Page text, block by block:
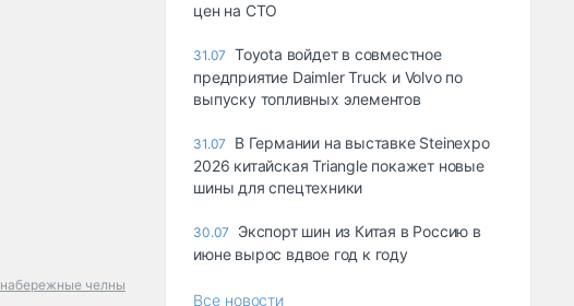
набережные челны
цен на СТО
31.07
Toyota войдет в совместное
предприятие Daimler Truck и Volvo по
выпуску топливных элементов
31.07
В Германии на выставке Steinexpo
2026 китайская Triangle покажет новые
шины для спецтехники
30.07
Экспорт шин из Китая в Россию в
июне вырос вдвое год к году
Все новости